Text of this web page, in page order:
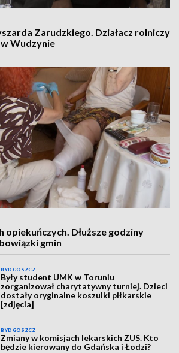
Zarudzkiego. Działacz rolniczy
w Wudzynie
opiekuńczych. Dłuższe godziny
gmin
BYDGOSZCZ
Były student UMK w Toruniu
zorganizował charytatywny turniej. Dzieci
dostały oryginalne koszulki piłkarskie
[zdjęcia]
BYDGOSZCZ
Zmiany w komisjach lekarskich ZUS. Kto
będzie kierowany do Gdańska i Łodzi?